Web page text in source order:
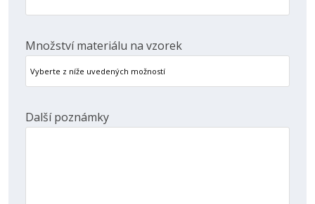
Množství materiálu na vzorek
Další poznámky